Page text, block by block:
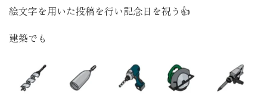
絵文字を用いた投稿を行い記念日を祝う👍
建築でも